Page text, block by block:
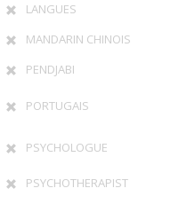
LANGUES
MANDARIN CHINOIS
PENDJABI
PORTUGAIS
PSYCHOLOGUE
PSYCHOTHERAPIST